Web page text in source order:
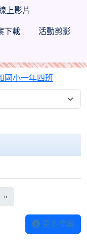
上影片
下載 活動剪影
)
»
更多檔案